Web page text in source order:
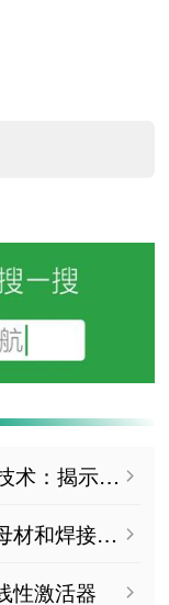
ꔷ OEA丨AI融合非线性光学成像技术：揭示糖尿病“隐形骨损伤”的新线索
ꔷ 天津大学李洋老师课题组——母材和焊接材料的结晶度对CFPA6超声波焊接接头力学性能的影响
性激活器